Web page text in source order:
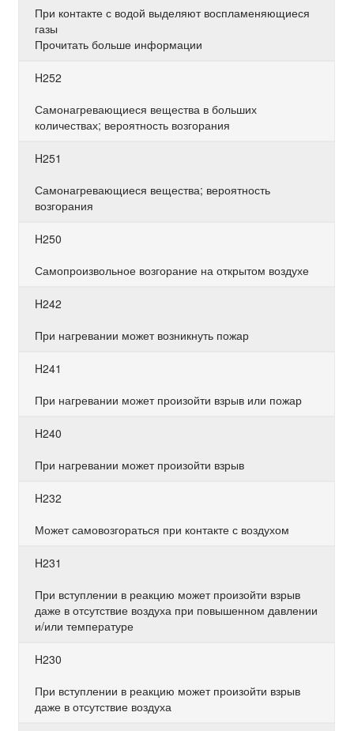
При контакте с водой выделяют воспламеняющиеся
газы
Прочитать больше информации
H252
Самонагревающиеся вещества в больших
количествах; вероятность возгорания
H251
Самонагревающиеся вещества; вероятность
возгорания
H250
Самопроизвольное возгорание на открытом воздухе
H242
При нагревании может возникнуть пожар
H241
При нагревании может произойти взрыв или пожар
H240
При нагревании может произойти взрыв
H232
Может самовозгораться при контакте с воздухом
H231
При вступлении в реакцию может произойти взрыв
даже в отсутствие воздуха при повышенном давлении
и/или температуре
H230
При вступлении в реакцию может произойти взрыв
даже в отсутствие воздуха